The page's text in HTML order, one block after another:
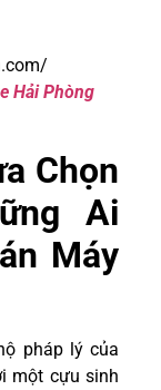
Hải Phòng
Chọn
Ai
Máy
pháp lý của
một cựu sinh